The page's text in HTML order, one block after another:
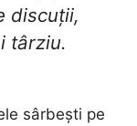
discuții,
târziu.
sârbești pe